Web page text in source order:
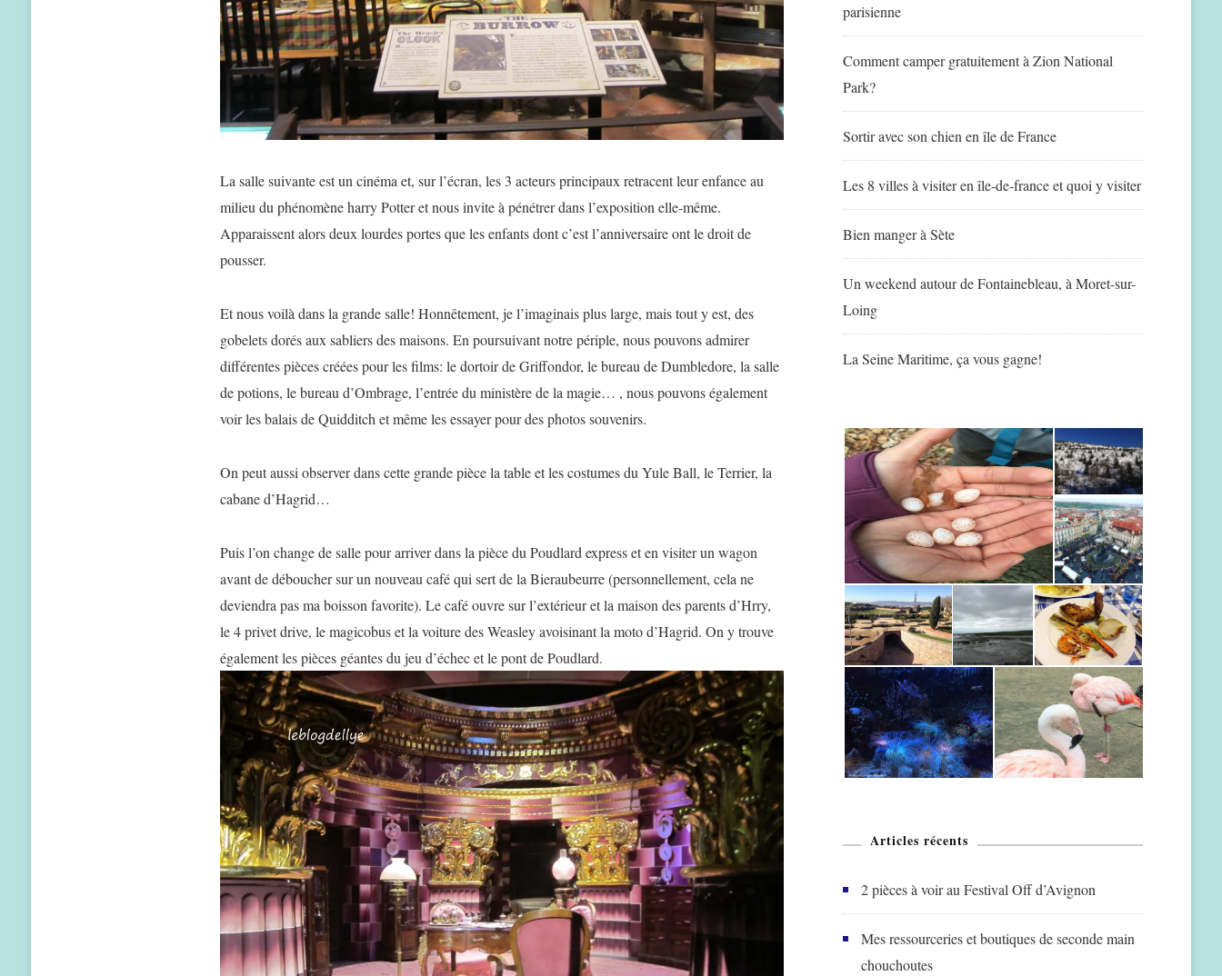
La salle suivante est un cinéma et, sur l’écran, les 3 acteurs principaux retracent leur enfance au
milieu du phénomène harry Potter et nous invite à pénétrer dans l’exposition elle-même.
Apparaissent alors deux lourdes portes que les enfants dont c’est l’anniversaire ont le droit de
pousser.
Et nous voilà dans la grande salle! Honnêtement, je l’imaginais plus large, mais tout y est, des
gobelets dorés aux sabliers des maisons. En poursuivant notre périple, nous pouvons admirer
différentes pièces créées pour les films: le dortoir de Griffondor, le bureau de Dumbledore, la salle
de potions, le bureau d’Ombrage, l’entrée du ministère de la magie… , nous pouvons également
voir les balais de Quidditch et même les essayer pour des photos souvenirs.
On peut aussi observer dans cette grande pièce la table et les costumes du Yule Ball, le Terrier, la
cabane d’Hagrid…
Puis l’on change de salle pour arriver dans la pièce du Poudlard express et en visiter un wagon
avant de déboucher sur un nouveau café qui sert de la Bieraubeurre (personnellement, cela ne
deviendra pas ma boisson favorite). Le café ouvre sur l’extérieur et la maison des parents d’Hrry,
le 4 privet drive, le magicobus et la voiture des Weasley avoisinant la moto d’Hagrid. On y trouve
également les pièces géantes du jeu d’échec et le pont de Poudlard.
parisienne
Comment camper gratuitement à Zion National
Park?
Sortir avec son chien en île de France
Les 8 villes à visiter en île-de-france et quoi y visiter
Bien manger à Sète
Un weekend autour de Fontainebleau, à Moret-sur-
Loing
La Seine Maritime, ça vous gagne!
Articles récents
2 pièces à voir au Festival Off d’Avignon
Mes ressourceries et boutiques de seconde main
chouchoutes